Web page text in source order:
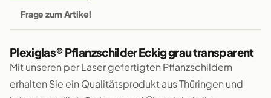
Frage zum Artikel
Plexiglas® Pflanzschilder Eckig grau transparent
Mit unseren per Laser gefertigten Pflanzschildern
erhalten Sie ein Qualitätsprodukt aus Thüringen und